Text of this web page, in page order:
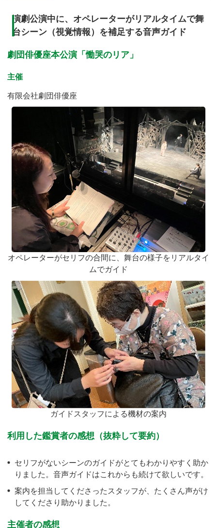
演劇公演中に、オペレーターがリアルタイムで舞
台シーン（視覚情報）を補足する音声ガイド
劇団俳優座本公演「慟哭のリア」
主催
有限会社劇団俳優座
オペレーターがセリフの合間に、舞台の様子をリアルタイ
ムでガイド
ガイドスタッフによる機材の案内
利用した鑑賞者の感想（抜粋して要約）
セリフがないシーンのガイドがとてもわかりやすく助か
りました。音声ガイドはこれからも続けて欲しいです。
案内を担当してくださったスタッフが、たくさん声がけ
してくださり助かりました。
主催者の感想